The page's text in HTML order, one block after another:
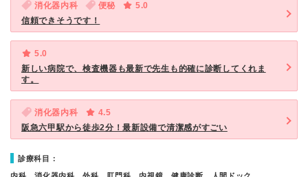
消化器内科 便秘
5.0
信頼できそうです！
5.0
新しい病院で、検査機器も最新で先生も的確に診断してくれま
す。
消化器内科
4.5
阪急六甲駅から徒歩2分！最新設備で清潔感がすごい
診療科目：